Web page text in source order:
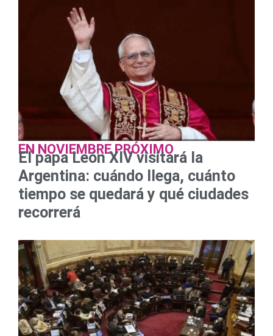
EN NOVIEMBRE PRÓXIMO
El papa León XIV visitará la
Argentina: cuándo llega, cuánto
tiempo se quedará y qué ciudades
recorrerá